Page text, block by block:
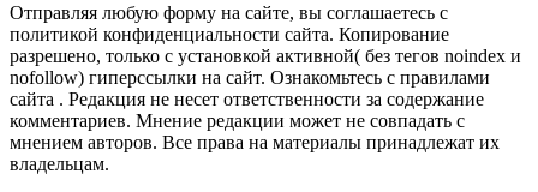
Отправляя любую форму на сайте, вы соглашаетесь с
политикой конфиденциальности сайта. Копирование
разрешено, только с установкой активной( без тегов noindex и
nofollow) гиперссылки на сайт. Ознакомьтесь с правилами
сайта . Редакция не несет ответственности за содержание
комментариев. Мнение редакции может не совпадать с
мнением авторов. Все права на материалы принадлежат их
владельцам.